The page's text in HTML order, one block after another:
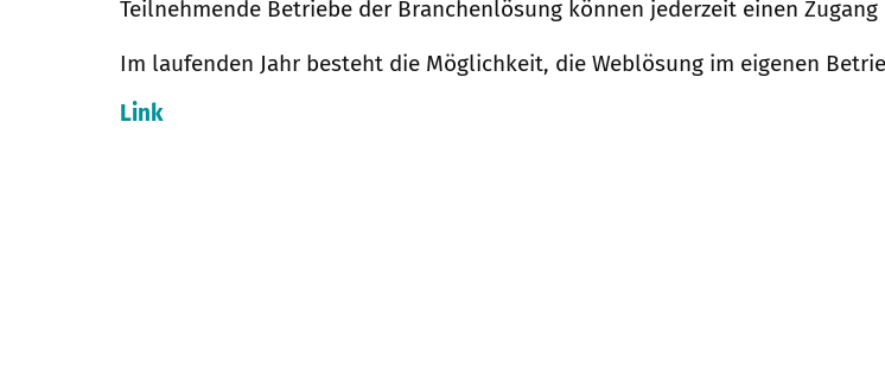
Teilnehmende Betriebe der Branchenlösung können jederzeit einen Zugang
Im laufenden Jahr besteht die Möglichkeit, die Weblösung im eigenen
Link